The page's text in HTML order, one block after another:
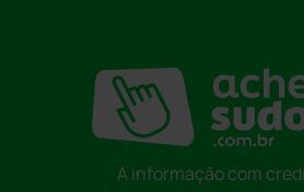
A informação com